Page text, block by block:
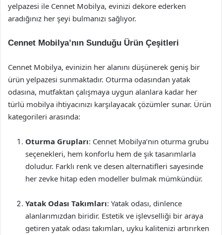
yelpazesi ile Cennet Mobilya, evinizi dekore ederken
aradığınız her şeyi bulmanızı sağlıyor.
Cennet Mobilya’nın Sunduğu Ürün Çeşitleri
Cennet Mobilya, evinizin her alanını düşünerek geniş bir
ürün yelpazesi sunmaktadır. Oturma odasından yatak
odasına, mutfaktan çalışmaya uygun alanlara kadar her
türlü mobilya ihtiyacınızı karşılayacak çözümler sunar. Ürün
kategorileri arasında:
Oturma Grupları: Cennet Mobilya’nın oturma grubu
seçenekleri, hem konforlu hem de şık tasarımlarla
doludur. Farklı renk ve desen alternatifleri sayesinde
her zevke hitap eden modeller bulmak mümkündür.
Yatak Odası Takımları: Yatak odası, dinlence
alanlarımızdan biridir. Estetik ve işlevselliği bir araya
getiren yatak odası takımları, uyku kalitenizi artırırken